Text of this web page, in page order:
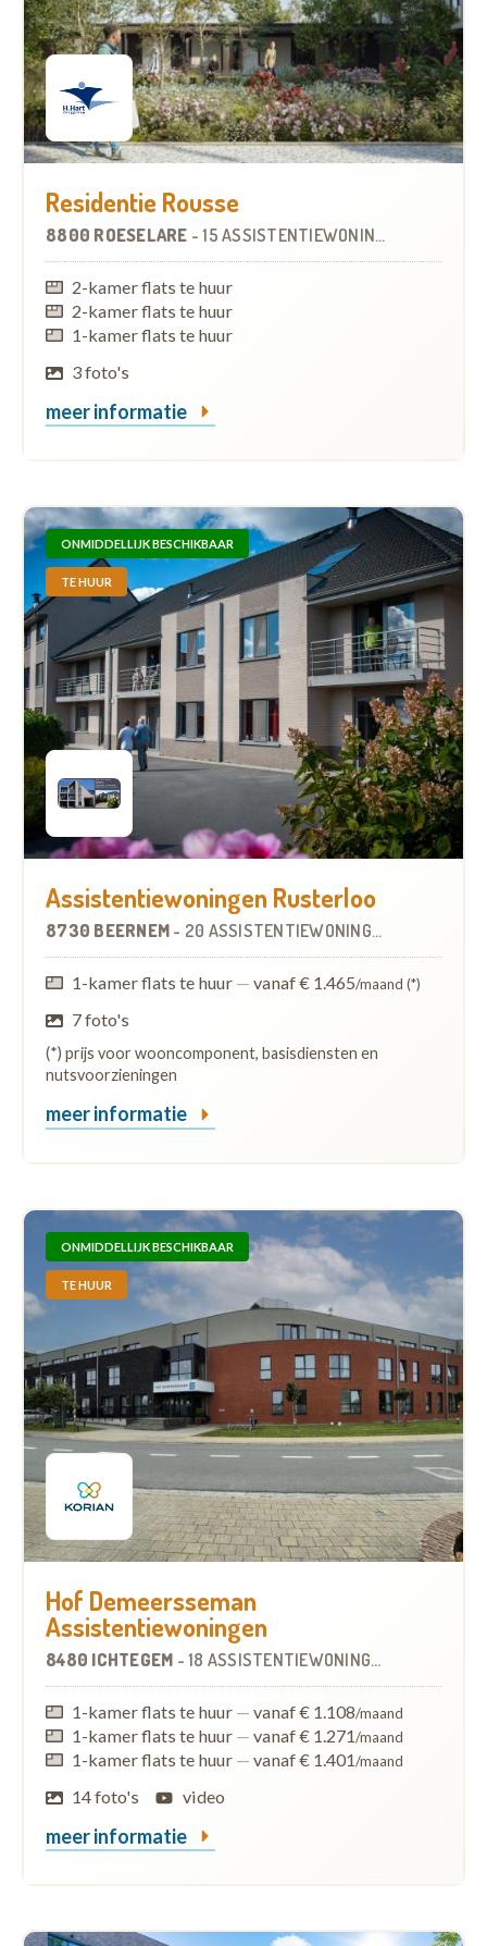
Residentie Rousse
8800 ROESELARE -15 ASSISTENTIEWONINGEN
2-kamer flats te huur
2-kamer flats te huur
1-kamer flats te huur
3 foto's
meer informatie
ONMIDDELLIJK BESCHIKBAAR
TE HUUR
Assistentiewoningen Rusterloo
8730 BEERNEM - 20 ASSISTENTIEWONINGEN
1-kamer flats te huur — vanaf € 1.465/maand (*)
7 foto's
(*) prijs voor wooncomponent, basisdiensten en
nutsvoorzieningen
meer informatie
ONMIDDELLIJK BESCHIKBAAR
TE HUUR
Hof Demeersseman
Assistentiewoningen
8480 ICHTEGEM - 18 ASSISTENTIEWONINGEN
1-kamer flats te huur — vanaf € 1.108/maand
1-kamer flats te huur — vanaf € 1.271/maand
1-kamer flats te huur — vanaf € 1.401/maand
14 foto's video
meer informatie